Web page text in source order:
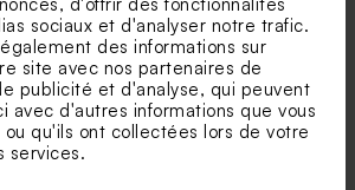
sociaux et d'analyser notre trafic.
des informations sur
site avec nos partenaires de
publicité et d'analyse, qui peuvent
avec d'autres informations que vous
ou qu'ils ont collectées lors de votre
services.
arche
Faire part naissance petit
papillon